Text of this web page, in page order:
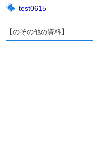
test0615
【のその他の資料】